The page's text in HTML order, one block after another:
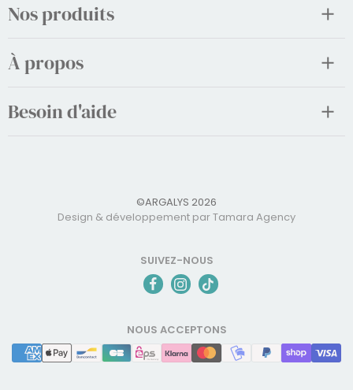
Nos produits
À propos
Besoin d'aide
©ARGALYS 2026
Design & développement par Tamara Agency
SUIVEZ-NOUS
NOUS ACCEPTONS